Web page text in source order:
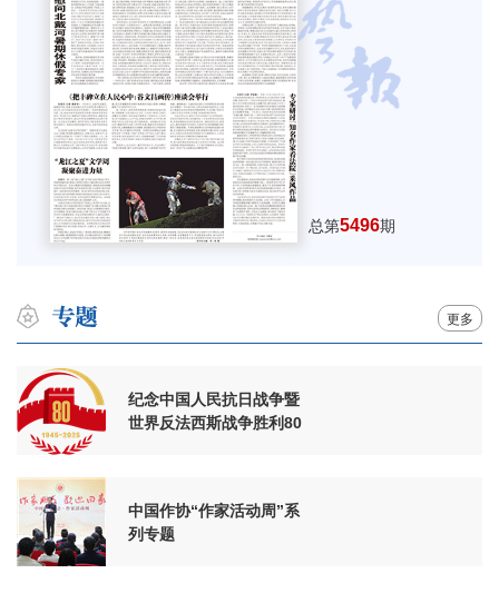
总第5496期
更多
纪念中国人民抗日战争暨
世界反法西斯战争胜利80
中国作协“作家活动周”系
列专题